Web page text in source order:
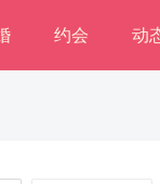
约会 动